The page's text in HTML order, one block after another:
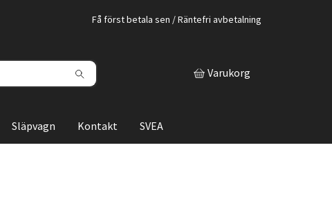
Få först betala sen / Räntefri avbetalning
Varukorg
Släpvagn Kontakt SVEA